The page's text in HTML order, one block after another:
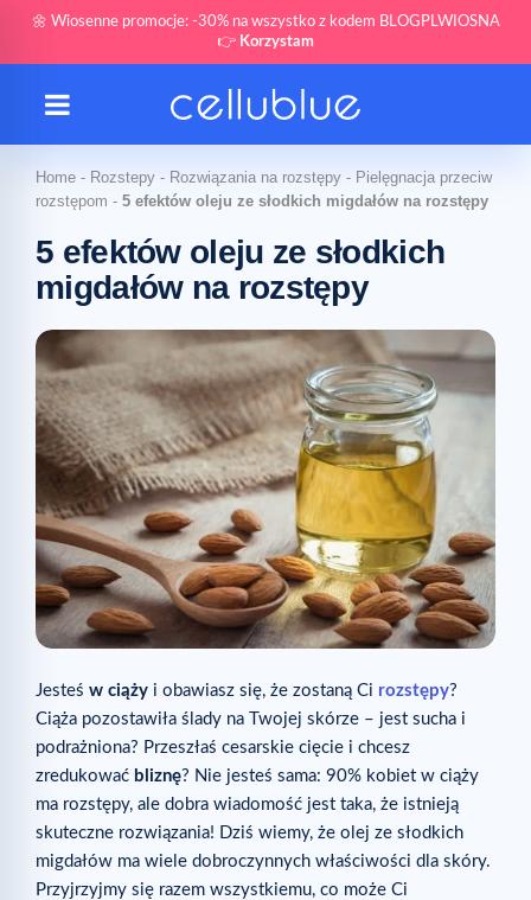
🌼 Wiosenne promocje: -30% na wszystko z kodem BLOGPLWIOSNA
👉 Korzystam
Home - Rozstepy - Rozwiązania na rozstępy - Pielęgnacja przeciw
rozstępom - 5 efektów oleju ze słodkich migdałów na rozstępy
5 efektów oleju ze słodkich
migdałów na rozstępy
Jesteś w ciąży i obawiasz się, że zostaną Ci rozstępy?
Ciąża pozostawiła ślady na Twojej skórze – jest sucha i
podrażniona? Przeszłaś cesarskie cięcie i chcesz
zredukować bliznę? Nie jesteś sama: 90% kobiet w ciąży
ma rozstępy, ale dobra wiadomość jest taka, że istnieją
skuteczne rozwiązania! Dziś wiemy, że olej ze słodkich
migdałów ma wiele dobroczynnych właściwości dla skóry.
Przyjrzyjmy się razem wszystkiemu, co może Ci